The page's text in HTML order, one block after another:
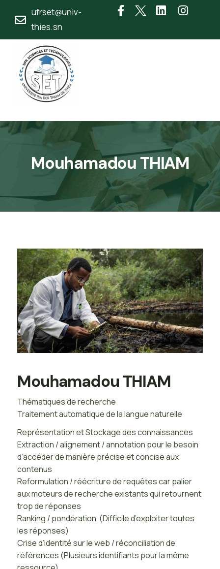
ufrset@univ-
thies.sn
Mouhamadou THIAM
Mouhamadou THIAM
Thématiques de recherche
Traitement automatique de la langue naturelle
Représentation et Stockage des connaissances
Extraction / alignement / annotation pour le besoin
d’accéder de manière précise et concise aux
contenus
Reformulation / réécriture de requêtes car palier
aux moteurs de recherche existants qui retournent
trop de réponses
Ranking / pondération (Difficile d’exploiter toutes
les réponses)
Crise d’identité sur le web / réconciliation de
références (Plusieurs identifiants pour la même